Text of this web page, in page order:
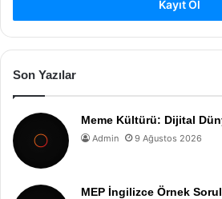
Kayıt Ol
Son Yazılar
Meme Kültürü: Dijital
Admin 9 Ağustos 2026
MEP İngilizce Örnek